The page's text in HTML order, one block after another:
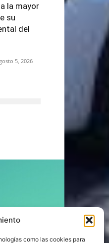
como las cookies para
la mayor
su
del
5, 2026